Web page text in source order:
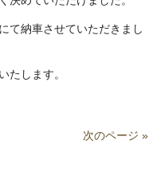
て納車させていただきまし
たします。
次のページ »